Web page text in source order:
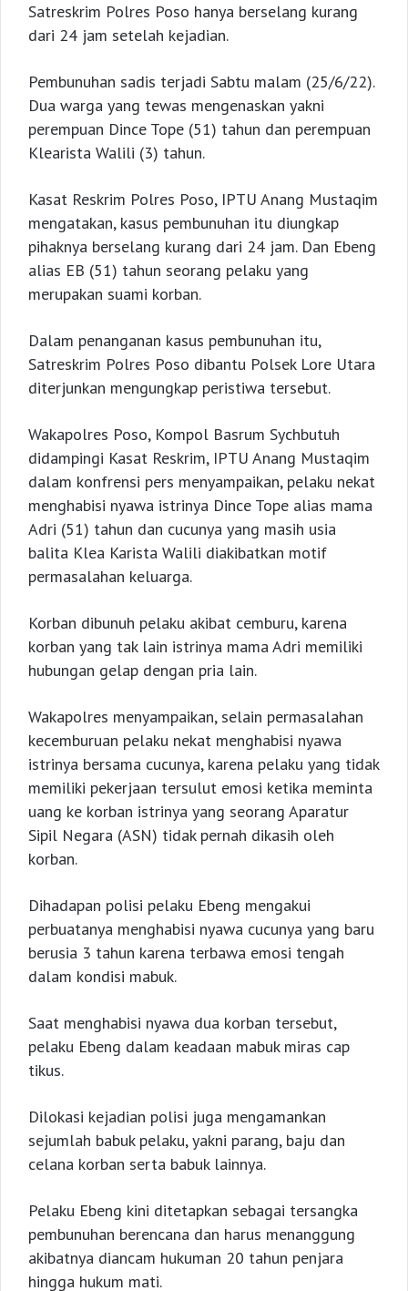
Satreskrim Polres Poso hanya berselang kurang
dari 24 jam setelah kejadian.
Pembunuhan sadis terjadi Sabtu malam (25/6/22).
Dua warga yang tewas mengenaskan yakni
perempuan Dince Tope (51) tahun dan perempuan
Klearista Walili (3) tahun.
Kasat Reskrim Polres Poso, IPTU Anang Mustaqim
mengatakan, kasus pembunuhan itu diungkap
pihaknya berselang kurang dari 24 jam. Dan Ebeng
alias EB (51) tahun seorang pelaku yang
merupakan suami korban.
Dalam penanganan kasus pembunuhan itu,
Satreskrim Polres Poso dibantu Polsek Lore Utara
diterjunkan mengungkap peristiwa tersebut.
Wakapolres Poso, Kompol Basrum Sychbutuh
didampingi Kasat Reskrim, IPTU Anang Mustaqim
dalam konfrensi pers menyampaikan, pelaku nekat
menghabisi nyawa istrinya Dince Tope alias mama
Adri (51) tahun dan cucunya yang masih usia
balita Klea Karista Walili diakibatkan motif
permasalahan keluarga.
Korban dibunuh pelaku akibat cemburu, karena
korban yang tak lain istrinya mama Adri memiliki
hubungan gelap dengan pria lain.
Wakapolres menyampaikan, selain permasalahan
kecemburuan pelaku nekat menghabisi nyawa
istrinya bersama cucunya, karena pelaku yang tidak
memiliki pekerjaan tersulut emosi ketika meminta
uang ke korban istrinya yang seorang Aparatur
Sipil Negara (ASN) tidak pernah dikasih oleh
korban.
Dihadapan polisi pelaku Ebeng mengakui
perbuatanya menghabisi nyawa cucunya yang baru
berusia 3 tahun karena terbawa emosi tengah
dalam kondisi mabuk.
Saat menghabisi nyawa dua korban tersebut,
pelaku Ebeng dalam keadaan mabuk miras cap
tikus.
Dilokasi kejadian polisi juga mengamankan
sejumlah babuk pelaku, yakni parang, baju dan
celana korban serta babuk lainnya.
Pelaku Ebeng kini ditetapkan sebagai tersangka
pembunuhan berencana dan harus menanggung
akibatnya diancam hukuman 20 tahun penjara
hingga hukum mati.